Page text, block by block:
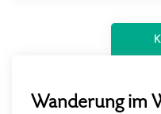
Wanderung im